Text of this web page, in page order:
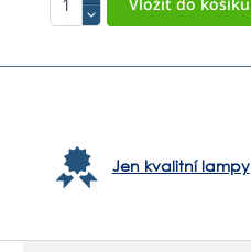
Jen kvalitní lampy